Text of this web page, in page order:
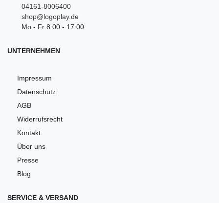
04161-8006400
shop@logoplay.de
Mo - Fr 8:00 - 17:00
UNTERNEHMEN
Impressum
Datenschutz
AGB
Widerrufsrecht
Kontakt
Über uns
Presse
Blog
SERVICE & VERSAND